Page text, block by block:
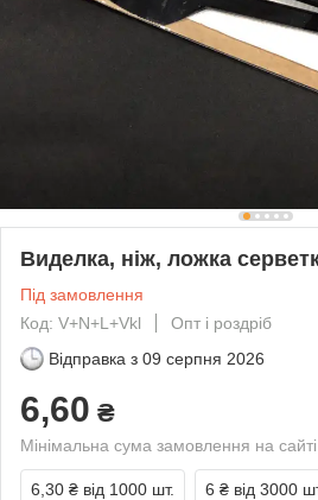
Виделка, ніж, ложка
Під замовлення
Код: V+N+L+Vkl
Опт і роздріб
Відправка з 09 серпня 2026
6,60 ₴
Мінімальна сума замовлення на
6,30 ₴ від 1000 шт. 6 ₴ від 3000